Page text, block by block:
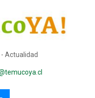
Actualidad